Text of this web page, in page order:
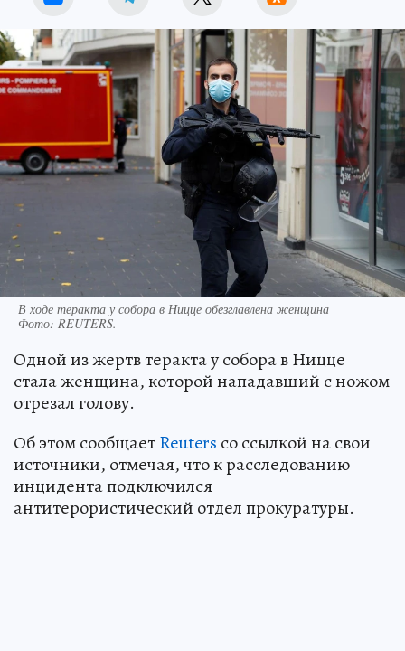
В ходе теракта у собора в Ницце обезглавлена женщина
Фото: REUTERS.
Одной из жертв теракта у собора в Ницце
стала женщина, которой нападавший с ножом
отрезал голову.
Об этом сообщаетReuters со ссылкой на свои
источники, отмечая, что к расследованию
инцидента подключился
антитерористический отдел прокуратуры.